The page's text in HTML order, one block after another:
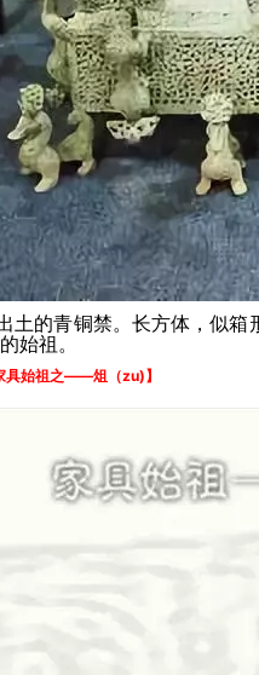
青铜禁。长方体，似箱
始祖。
具始祖之——俎（zu)】